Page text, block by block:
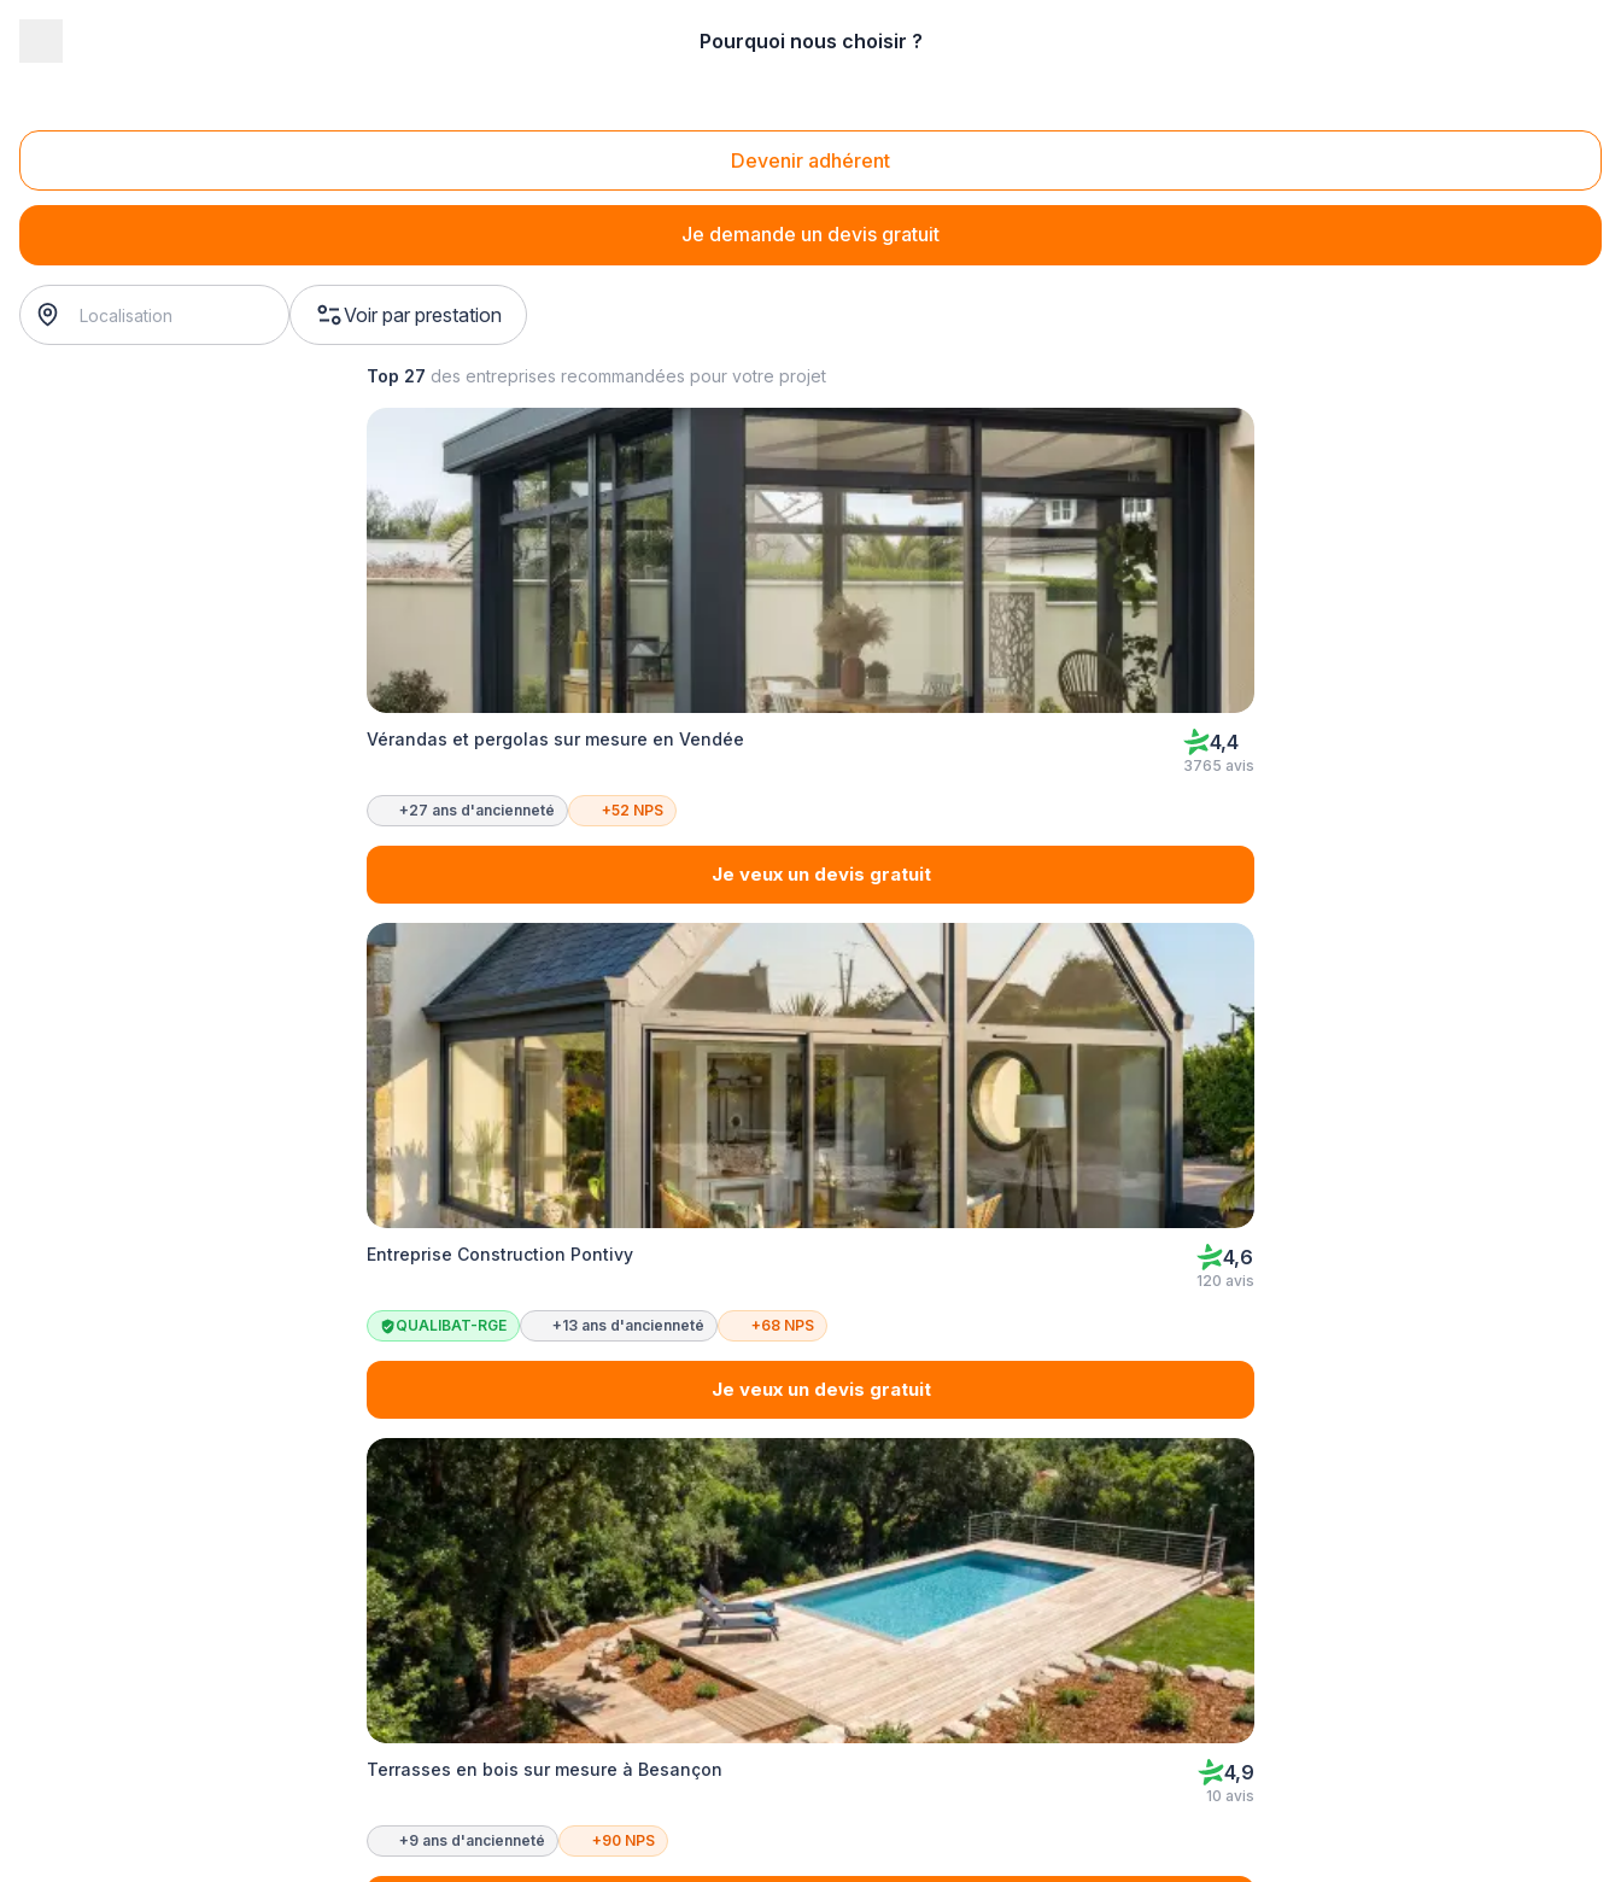
Pourquoi nous choisir ?
Devenir adhérent
Je demande un devis gratuit
Fabrication de véranda (autres matières)
fabrication de véranda (autres matières)
Voir par prestation
Top 27 des entreprises recommandées pour votre projet
Vérandas et pergolas sur mesure en Vendée 4,4
3765 avis
+27 ans d'ancienneté +52 NPS
Je veux un devis gratuit
Entreprise Construction Pontivy 4,6
120 avis
QUALIBAT-RGE +13 ans d'ancienneté +68 NPS
Je veux un devis gratuit
Terrasses en bois sur mesure à Besançon 4,9
10 avis
+9 ans d'ancienneté +90 NPS